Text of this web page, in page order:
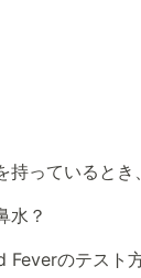
持っていると
水？
のテスト